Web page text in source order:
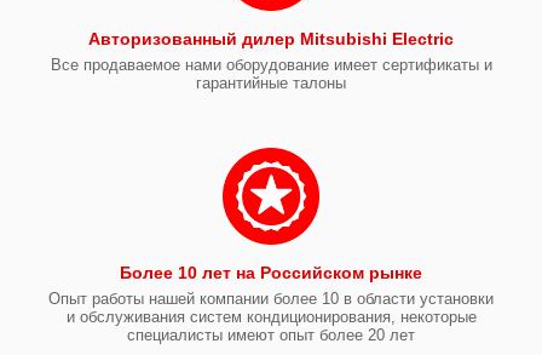
Авторизованный дилер Mitsubishi Electric
Все продаваемое нами оборудование имеет сертификаты и
гарантийные талоны
Более 10 лет на Российском рынке
Опыт работы нашей компании более 10 в области установки
и обслуживания систем кондиционирования, некоторые
специалисты имеют опыт более 20 лет